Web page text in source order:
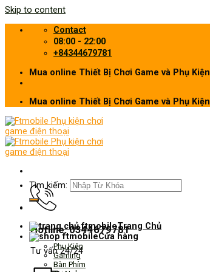
Skip to content
Contact
08:00 - 22:00
+84344679781
Mua online Thiết Bị Chơi Game và Phụ Kiện
Mua online Thiết Bị Chơi Game và Phụ Kiện
Hotline: 0344679781
Tư vấn 24/24
Tìm kiếm:
Trang Chủ
Cửa hàng
Phụ Kiện
Gaming
Bàn Phím